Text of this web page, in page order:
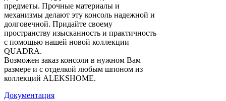
предметы. Прочные материалы и
механизмы делают эту консоль надежной и
долговечной. Придайте своему
пространству изысканность и практичность
с помощью нашей новой коллекции
QUADRA.
Возможен заказ консоли в нужном Вам
размере и с отделкой любым шпоном из
коллекций ALEKSHOME.
Документация